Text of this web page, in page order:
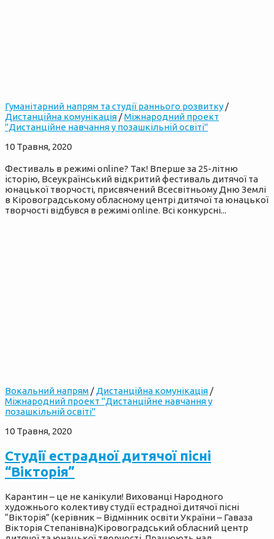
Гуманітарний напрям та студії раннього розвитку /
Дистанційна комунікація /Міжнародний проект
"Дистанційне навчання у позашкільній освіті"
10 Травня, 2020
Фестиваль в режимі onlinе? Так! Вперше за 25-літню
історію, Всеукраїнський відкритий фестиваль дитячої та
юнацької творчості, присвячений Всесвітньому Дню Землі
в Кіровоградському обласному центрі дитячої та юнацької
творчості відбувся в режимі online. Всі конкурсні...
Вокальний напрям / Дистанційна комунікація /
Міжнародний проект "Дистанційне навчання у
позашкільній освіті"
10 Травня, 2020
Студії естрадної дитячої пісні
“Вікторія”
Карантин – це не канікули! Вихованці Народного
художнього колективу студії естрадної дитячої пісні
“Вікторія” (керівник – Відмінник освіти України – Гаваза
Вікторія Степанівна)Кіровоградський обласний центр